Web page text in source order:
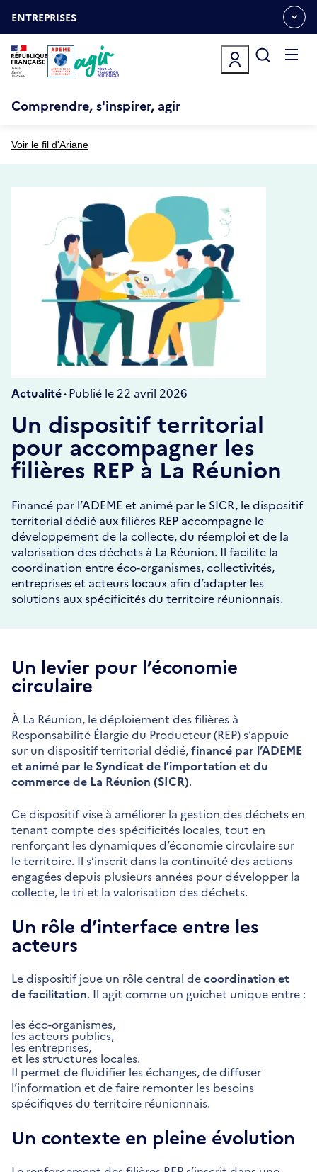
auOUVRIR
LE
MENU
ESPACE
ENTREPRISES
Comprendre, s'inspirer, agir
Voir le fil d'Ariane
Actualité ·Publié le 22 avril 2026
Un dispositif territorial
pour accompagner les
filières REP à La Réunion
Financé par l’ADEME et animé par le SICR, le dispositif
territorial dédié aux filières REP accompagne le
développement de la collecte, du réemploi et de la
valorisation des déchets à La Réunion. Il facilite la
coordination entre éco-organismes, collectivités,
entreprises et acteurs locaux afin d’adapter les
solutions aux spécificités du territoire réunionnais.
Un levier pour l’économie
circulaire
À La Réunion, le déploiement des filières à
Responsabilité Élargie du Producteur (REP) s’appuie
sur un dispositif territorial dédié,financé par l’ADEME
et animé par le Syndicat de l’importation et du
commerce de La Réunion (SICR).
Ce dispositif vise à améliorer la gestion des déchets en
tenant compte des spécificités locales, tout en
renforçant les dynamiques d’économie circulaire sur
le territoire. Il s’inscrit dans la continuité des actions
engagées depuis plusieurs années pour développer la
collecte, le tri et la valorisation des déchets.
Un rôle d’interface entre les
acteurs
Le dispositif joue un rôle central decoordination et
de facilitation. Il agit comme un guichet unique entre :
les éco-organismes,
les acteurs publics,
les entreprises,
et les structures locales.
Il permet de fluidifier les échanges, de diffuser
l’information et de faire remonter les besoins
spécifiques du territoire réunionnais.
Un contexte en pleine évolution